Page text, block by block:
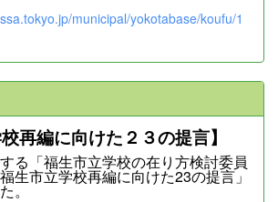
municipal/yokotabase/koufu/1
再編に向けた２３の提言】
る「福生市立学校の在り方検討委員
生市立学校再編に向けた23の提言」
。